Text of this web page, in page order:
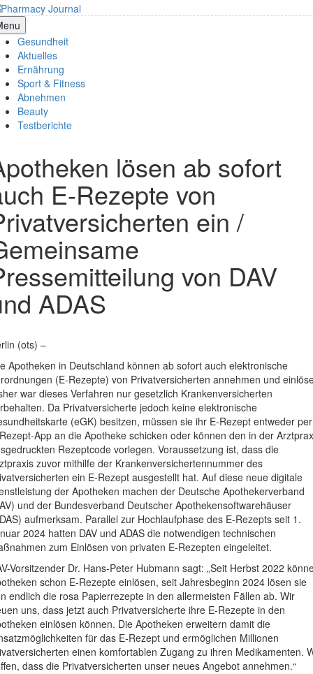
Skip
to
content
Journal
Gesundheit
Aktuelles
Ernährung
Sport & Fitness
Abnehmen
Beauty
Testberichte
lösen ab sofort
E-Rezepte von
ein /
von DAV
ADAS
(ots) –
Apotheken in Deutschland können ab sofort auch elektronische
(E-Rezepte) von Privatversicherten annehmen und
war dieses Verfahren nur gesetzlich Krankenversicherten
Da Privatversicherte jedoch keine elektronische
(eGK) besitzen, müssen sie ihr E-Rezept entweder per
App an die Apotheke schicken oder können den in der
Rezeptcode vorlegen. Voraussetzung ist, dass die
zuvor mithilfe der Krankenversichertennummer des
ein E-Rezept ausgestellt hat. Auf diese neue digitale
der Apotheken machen der Deutsche Apothekerverband
und der Bundesverband Deutscher Apothekensoftwarehäuser
aufmerksam. Parallel zur Hochlaufphase des E-Rezepts seit 1.
2024 hatten DAV und ADAS die notwendigen technischen
zum Einlösen von privaten E-Rezepten eingeleitet.
Vorsitzender Dr. Hans-Peter Hubmann sagt: „Seit Herbst 2022
schon E-Rezepte einlösen, seit Jahresbeginn 2024 lösen sie
endlich die rosa Papierrezepte in den allermeisten Fällen ab. Wir
uns, dass jetzt auch Privatversicherte ihre E-Rezepte in den
einlösen können. Die Apotheken erweitern damit die
für das E-Rezept und ermöglichen Millionen
einen komfortablen Zugang zu ihren Medikamenten.
dass die Privatversicherten unser neues Angebot annehmen.“